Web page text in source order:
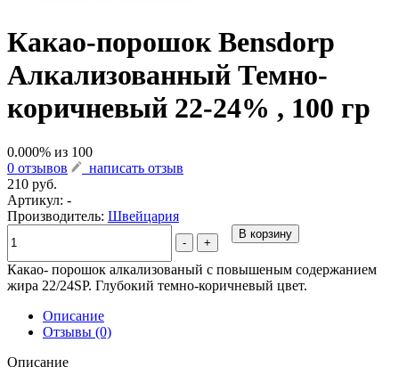
Какао-порошок Bensdorp
Алкализованный Темно-
коричневый 22-24% , 100 гр
0.000% из 100
0 отзывов
написать отзыв
210 руб.
Артикул: -
Производитель: Швейцария
- +
В корзину
Какао- порошок алкализованый с повышеным содержанием
жира 22/24SP. Глубокий темно-коричневый цвет.
Описание
Отзывы (0)
Описание